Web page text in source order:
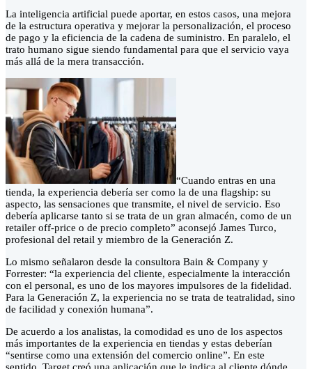
La inteligencia artificial puede aportar, en estos casos, una mejora
de la estructura operativa y mejorar la personalización, el proceso
de pago y la eficiencia de la cadena de suministro. En paralelo, el
trato humano sigue siendo fundamental para que el servicio vaya
más allá de la mera transacción.
“Cuando entras en una
tienda, la experiencia debería ser como la de una flagship: su
aspecto, las sensaciones que transmite, el nivel de servicio. Eso
debería aplicarse tanto si se trata de un gran almacén, como de un
retailer off-price o de precio completo” aconsejó James Turco,
profesional del retail y miembro de la Generación Z.
Lo mismo señalaron desde la consultora Bain & Company y
Forrester: “la experiencia del cliente, especialmente la interacción
con el personal, es uno de los mayores impulsores de la fidelidad.
Para la Generación Z, la experiencia no se trata de teatralidad, sino
de facilidad y conexión humana”.
De acuerdo a los analistas, la comodidad es uno de los aspectos
más importantes de la experiencia en tiendas y estas deberían
“sentirse como una extensión del comercio online”. En este